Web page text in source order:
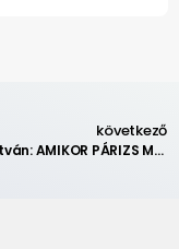
következő
Szirbek István: AMIKOR PÁRIZS MEGÉRINT (vers)